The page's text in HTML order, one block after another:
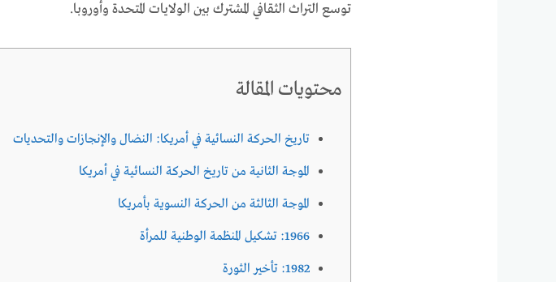
توسع التراث الثقافي المشترك بين الولايات المتحدة وأوروبا.
محتويات المقالة
تاريخ الحركة النسائية في أمريكا: النضال والإنجازات والتحديات
الموجة الثانية من تاريخ الحركة النسائية في أمريكا
الموجة الثالثة من الحركة النسوية بأمريكا
1966: تشكيل المنظمة الوطنية للمرأة
1982: تأخير الثورة